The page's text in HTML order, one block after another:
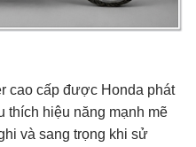
cao cấp được Honda phát
thích hiệu năng mạnh mẽ
và sang trọng khi sử